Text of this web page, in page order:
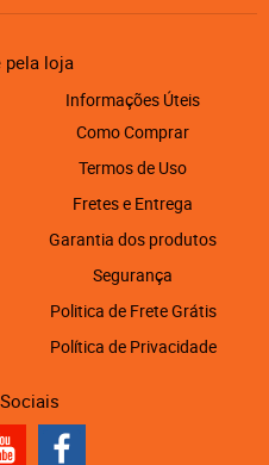
pela loja
Informações Úteis
Como Comprar
Termos de Uso
Fretes e Entrega
Garantia dos produtos
Segurança
Politica de Frete Grátis
Política de Privacidade